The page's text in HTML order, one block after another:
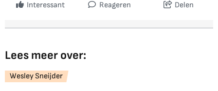
Interessant Reageren Delen
Lees meer over:
Wesley Sneijder